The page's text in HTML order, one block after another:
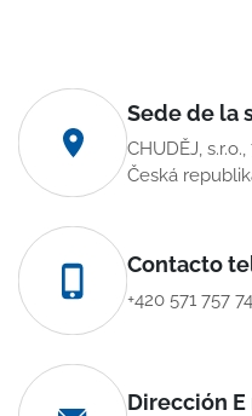
Sede de la
CHUDĚJ,
Česká
Contacto
+420 571 757
Dirección